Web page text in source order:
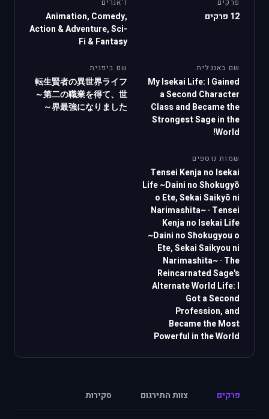
פרקים
12 פרקים
ז'אנרים
Animation, Comedy,
Action & Adventure, Sci-
Fi & Fantasy
שם באנגלית
My Isekai Life: I Gained
a Second Character
Class and Became the
Strongest Sage in the
World!
שם ביפנית
転生賢者の異世界ライフ
～第二の職業を得て、世
界最強になりました～
שמות נוספים
Tensei Kenja no Isekai
Life ~Daini no Shokugyō
o Ete, Sekai Saikyō ni
Narimashita~· Tensei
Kenja no Isekai Life
~Daini no Shokugyou o
Ete, Sekai Saikyou ni
Narimashita~· The
Reincarnated Sage's
Alternate World Life: I
Got a Second
Profession, and
Became the Most
Powerful in the World
פרקים צוות התירגום סקירות